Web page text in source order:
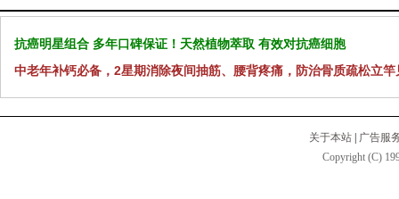
抗癌明星组合 多年口碑保证！天然植物萃取 有效对抗癌细胞
中老年补钙必备，2星期消除夜间抽筋、腰背疼痛，防治骨质疏松立竿
关于本站 | 广告服
Copyright (C)